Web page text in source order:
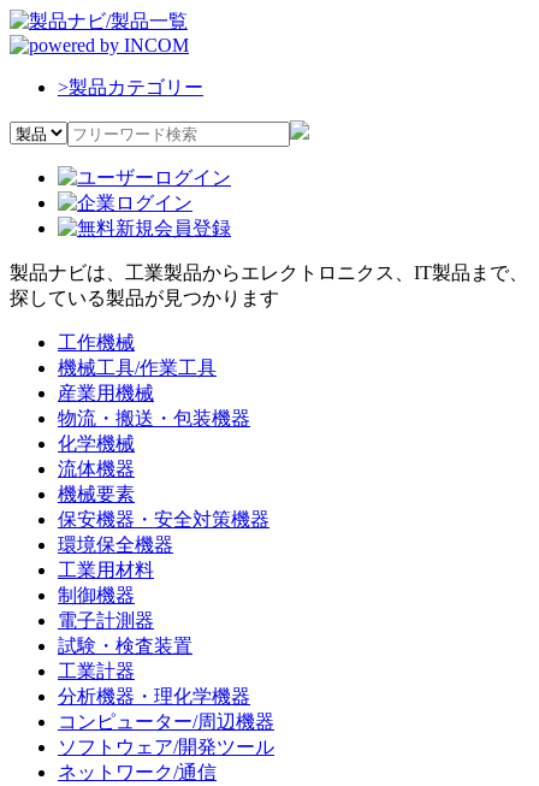
>製品カテゴリー
製品ナビは、工業製品からエレクトロニクス、IT製品まで、
探している製品が見つかります
工作機械
機械工具/作業工具
産業用機械
物流・搬送・包装機器
化学機械
流体機器
機械要素
保安機器・安全対策機器
環境保全機器
工業用材料
制御機器
電子計測器
試験・検査装置
工業計器
分析機器・理化学機器
コンピューター/周辺機器
ソフトウェア/開発ツール
ネットワーク/通信